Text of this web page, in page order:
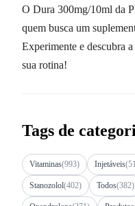
O Dura 300mg/10ml da
quem busca um
Experimente e descubra
sua rotina!
Tags de
Vitaminas(993) Injetáveis
Stanozolol(402) Todos(382)